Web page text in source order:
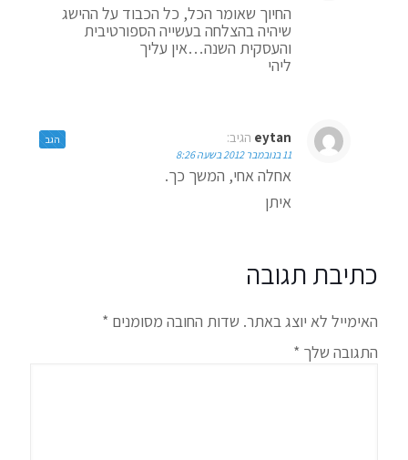
החיוך שאומר הכל, כל הכבוד על ההישג
שיהיה בהצלחה בעשייה הספורטיבית
והעסקית השנה…אין עליך
ליהי
eytan הגיב:
11 בנובמבר 2012 בשעה 8:26
אחלה אחי, המשך כך.
איתן
הגב
כתיבת תגובה
האימייל לא יוצג באתר. שדות החובה מסומנים *
התגובה שלך *